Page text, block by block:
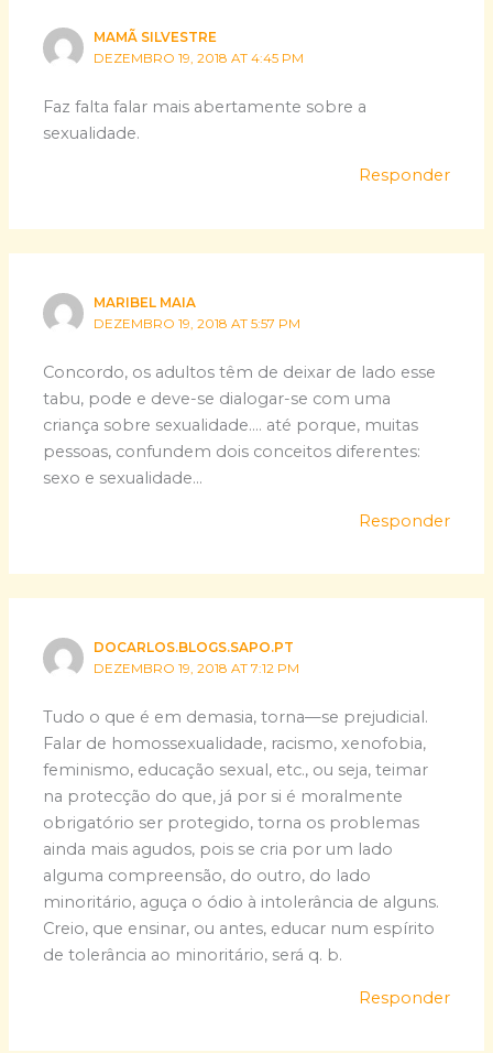
MAMÃ SILVESTRE
DEZEMBRO 19, 2018 AT 4:45 PM
Faz falta falar mais abertamente sobre a
sexualidade.
Responder
MARIBEL MAIA
DEZEMBRO 19, 2018 AT 5:57 PM
Concordo, os adultos têm de deixar de lado esse
tabu, pode e deve-se dialogar-se com uma
criança sobre sexualidade…. até porque, muitas
pessoas, confundem dois conceitos diferentes:
sexo e sexualidade…
Responder
DOCARLOS.BLOGS.SAPO.PT
DEZEMBRO 19, 2018 AT 7:12 PM
Tudo o que é em demasia, torna—se prejudicial.
Falar de homossexualidade, racismo, xenofobia,
feminismo, educação sexual, etc., ou seja, teimar
na protecção do que, já por si é moralmente
obrigatório ser protegido, torna os problemas
ainda mais agudos, pois se cria por um lado
alguma compreensão, do outro, do lado
minoritário, aguça o ódio à intolerância de alguns.
Creio, que ensinar, ou antes, educar num espírito
de tolerância ao minoritário, será q. b.
Responder